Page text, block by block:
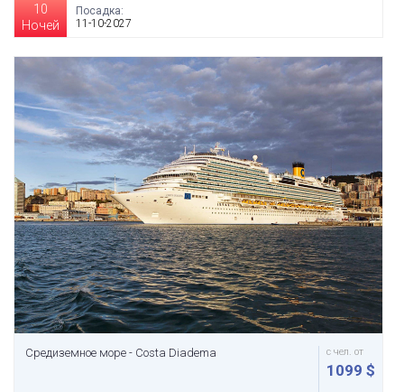
10
Ночей
Посадка:
11-10-2027
Средиземное море - Costa Diadema с чел. от
1099 $